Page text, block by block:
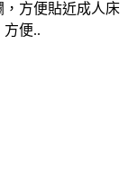
方便貼近成人床
便..